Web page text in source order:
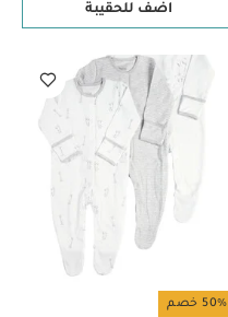
اضف للحقيبة
50% خصم